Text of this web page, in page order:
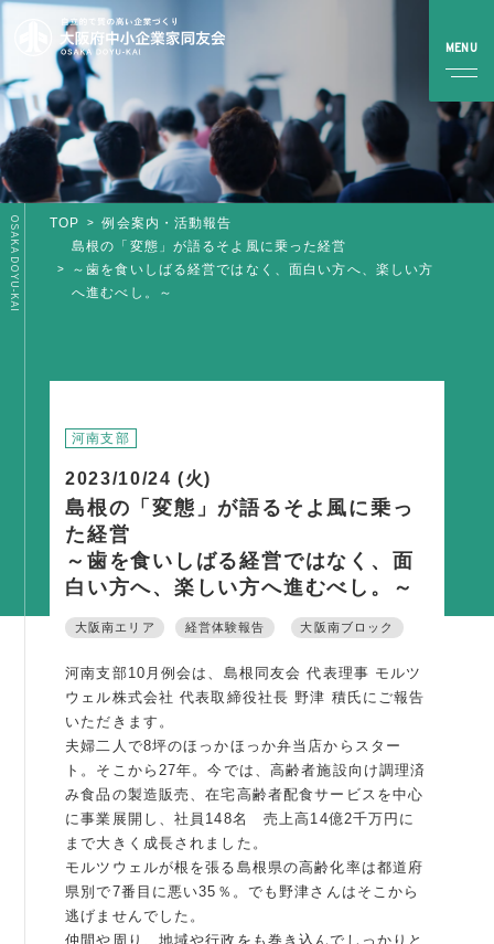
活動内容
支部活動
同好会活動
その他の活動
同友会の地域づくり
障がい者雇用
TOP
例会案内・活動報告
島根の「変態」が語るそよ風に乗った経営
～歯を食いしばる経営ではなく、面白い方へ、楽しい方
へ進むべし。～
OSAKA DOYU-KAI
河南支部
2023/10/24 (火)
島根の「変態」が語るそよ風に乗っ
た経営
～歯を食いしばる経営ではなく、面
白い方へ、楽しい方へ進むべし。～
大阪南エリア 経営体験報告 大阪南ブロック
河南支部10月例会は、島根同友会 代表理事 モルツ
ウェル株式会社 代表取締役社長 野津 積氏にご報告
いただきます。
夫婦二人で8坪のほっかほっか弁当店からスター
ト。そこから27年。今では、高齢者施設向け調理済
み食品の製造販売、在宅高齢者配食サービスを中心
に事業展開し、社員148名 売上高14億2千万円に
まで大きく成長されました。
モルツウェルが根を張る島根県の高齢化率は都道府
県別で7番目に悪い35％。でも野津さんはそこから
逃げませんでした。
仲間や周り、地域や行政をも巻き込んでしっかりと